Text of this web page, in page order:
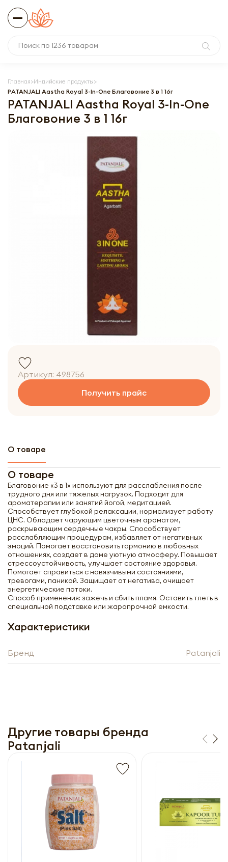
Главная Индийские продукты
PATANJALI Aastha Royal 3-In-One Благовоние 3 в 1 16г
PATANJALI Aastha Royal 3-In-One
Благовоние 3 в 1 16г
Артикул: 498756
Получить прайс
О товаре
О товаре
Благовоние «3 в 1» используют для расслабления после
трудного дня или тяжелых нагрузок. Подходит для
ароматерапии или занятий йогой, медитацией.
Способствует глубокой релаксации, нормализует работу
ЦНС. Обладает чарующим цветочным ароматом,
раскрывающим сердечные чакры. Способствует
расслабляющим процедурам, избавляет от негативных
эмоций. Помогает восстановить гармонию в любовных
отношениях, создает в доме уютную атмосферу. Повышает
стрессоустойчивость, улучшает состояние здоровья.
Помогает справиться с навязчивыми состояниями,
тревогами, паникой. Защищает от негатива, очищает
энергетические потоки.
Способ применения: зажечь и сбить пламя. Оставить тлеть в
специальной подставке или жаропрочной емкости.
Характеристики
Бренд Patanjali
Другие товары бренда
Patanjali
Получить прайс-лист
Обязательны к заполнению